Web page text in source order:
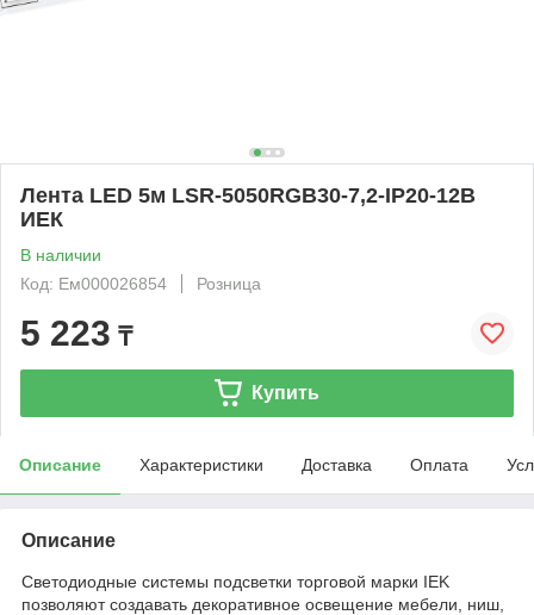
Лента LED 5м LSR-5050RGB30-7,2-IP20-12В
ИЕК
В наличии
Код: Ем000026854
Розница
5 223 ₸
Купить
Описание Характеристики Доставка Оплата
Описание
Светодиодные системы подсветки торговой марки IEK
позволяют создавать декоративное освещение мебели, ниш,